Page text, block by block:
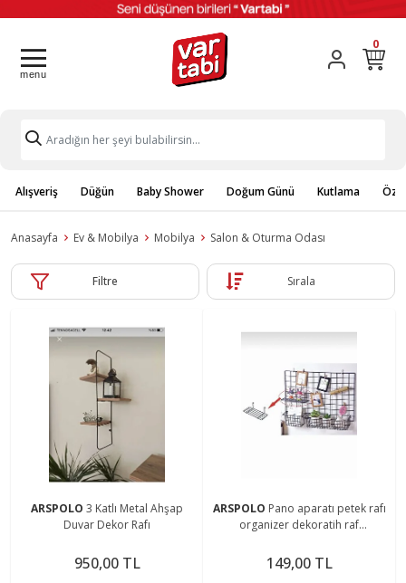
0
Alışveriş Düğün Baby Shower Doğum Günü Kutlama
Anasayfa Ev & Mobilya Mobilya Salon & Oturma Odası
Filtre Sırala
ARSPOLO 3 Katlı Metal Ahşap
Duvar Dekor Rafı
950,00 TL
ARSPOLO Pano aparatı petek rafı
organizer dekoratih raf
149,00 TL